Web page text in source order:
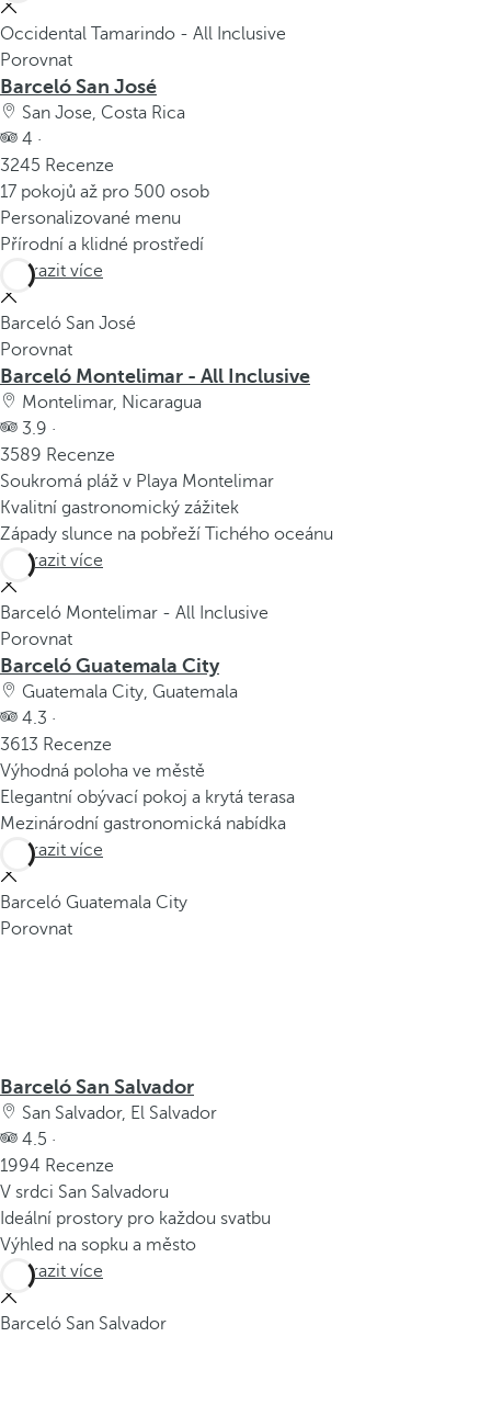
Occidental Tamarindo - All Inclusive
Porovnat
Barceló San José
San Jose, Costa Rica
4 ·
3245 Recenze
17 pokojů až pro 500 osob
Personalizované menu
Přírodní a klidné prostředí
Zobrazit více
Barceló San José
Porovnat
Barceló Montelimar - All Inclusive
Montelimar, Nicaragua
3.9 ·
3589 Recenze
Soukromá pláž v Playa Montelimar
Kvalitní gastronomický zážitek
Západy slunce na pobřeží Tichého oceánu
Zobrazit více
Barceló Montelimar - All Inclusive
Porovnat
Barceló Guatemala City
Guatemala City, Guatemala
4.3 ·
3613 Recenze
Výhodná poloha ve městě
Elegantní obývací pokoj a krytá terasa
Mezinárodní gastronomická nabídka
Zobrazit více
Barceló Guatemala City
Porovnat
Barceló San Salvador
San Salvador, El Salvador
4.5 ·
1994 Recenze
V srdci San Salvadoru
Ideální prostory pro každou svatbu
Výhled na sopku a město
Zobrazit více
Barceló San Salvador